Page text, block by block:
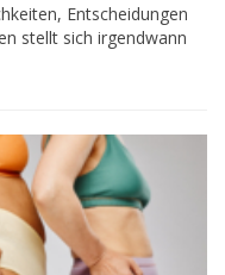
Entscheidungen
stellt sich irgendwann